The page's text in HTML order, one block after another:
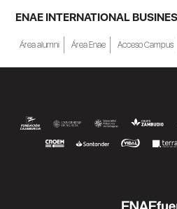
ENAE INTERNATIONAL
Área alumni Área Enae Acceso Campus